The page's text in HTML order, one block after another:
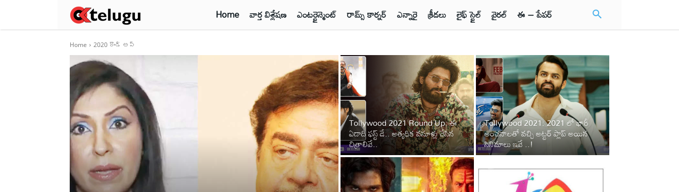
Home వార్త విశ్లేషణ ఎంటర్టైన్మెంట్ రామ్స్ కార్నర్ ఎన్నారై క్రీడలు లైఫ్ స్టైల్ వైరల్ ఈ – పేపర్
Home 2020 రౌండ్ అప్
Tollywood 2021 Round Up: ఈ
ఏడాది ఫస్ట్ డే.. అత్యధిక వసూళ్లు చేసిన
చిత్రాలివే..
Tollywood 2021: 2021 లో భారీ
అంచనాలతో వచ్చి అట్టర్ ప్లాప్ అయిన
సినిమాలు ఇవే ..!